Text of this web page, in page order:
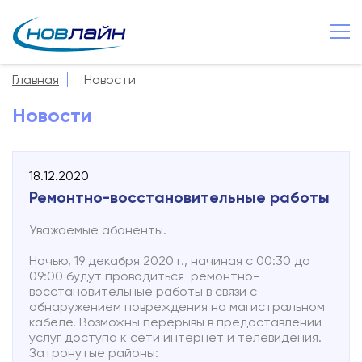
Великий Новгород
Услуги
Смотрёшка
Поддержка
Зона охвата
Способы оплаты
Контакты
Главная Новости
Новости
18.12.2020
Ремонтно-восcтановительные работы
Уважаемые абоненты.
Ночью, 19 декабря 2020 г., начиная с 00:30 до
09:00 будут проводиться ремонтно-
восстановительные работы в связи с
обнаружением повреждения на магистральном
кабеле. Возможны перерывы в предоставлении
услуг доступа к сети интернет и телевидения.
Затронутые районы: